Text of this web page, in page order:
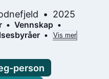
2025
Vennskap
Vis mer
person